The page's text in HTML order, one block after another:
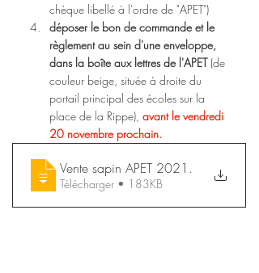
chèque libellé à l'ordre de "APET")
déposer le bon de commande et le
règlement au sein d'une enveloppe,
dans la boîte aux lettres de l'APET (de
couleur beige, située à droite du
portail principal des écoles sur la
place de la Rippe), avant le vendredi
20 novembre prochain.
Vente sapin APET 2021 .
Télécharger • 183KB